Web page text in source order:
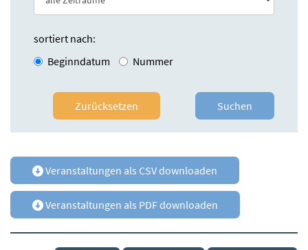
sortiert nach:
Beginndatum
Nummer
Zurücksetzen Suchen
Veranstaltungen als CSV downloaden
Veranstaltungen als PDF downloaden